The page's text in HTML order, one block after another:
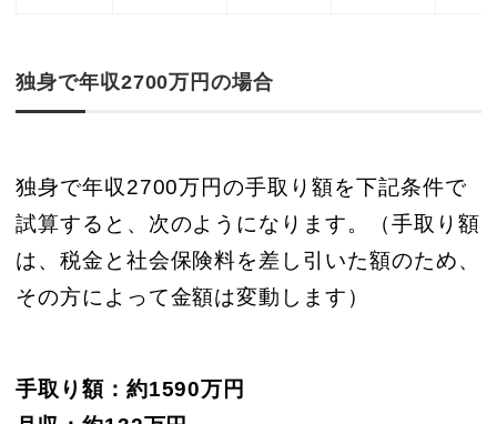
独身で年収2700万円の場合
独身で年収2700万円の手取り額を下記条件で
試算すると、次のようになります。（手取り額
は、税金と社会保険料を差し引いた額のため、
その方によって金額は変動します）
手取り額：約1590万円